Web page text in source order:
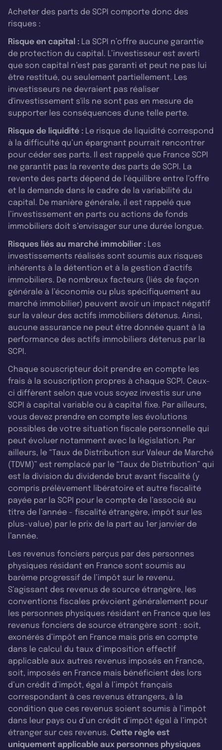
Acheter des parts de SCPI comporte donc des
risques :
Risque en capital : La SCPI n’offre aucune garantie
de protection du capital. L’investisseur est averti
que son capital n’est pas garanti et peut ne pas lui
être restitué, ou seulement partiellement. Les
investisseurs ne devraient pas réaliser
d'investissement s'ils ne sont pas en mesure de
supporter les conséquences d'une telle perte.
Risque de liquidité : Le risque de liquidité correspond
à la difficulté qu’un épargnant pourrait rencontrer
pour céder ses parts. Il est rappelé que France SCPI
ne garantit pas la revente des parts de SCPI. La
revente des parts dépend de l’équilibre entre l’offre
et la demande dans le cadre de la variabilité du
capital. De manière générale, il est rappelé que
l’investissement en parts ou actions de fonds
immobiliers doit s’envisager sur une durée longue.
Risques liés au marché immobilier : Les
investissements réalisés sont soumis aux risques
inhérents à la détention et à la gestion d’actifs
immobiliers. De nombreux facteurs (liés de façon
générale à l’économie ou plus spécifiquement au
marché immobilier) peuvent avoir un impact négatif
sur la valeur des actifs immobiliers détenus. Ainsi,
aucune assurance ne peut être donnée quant à la
performance des actifs immobiliers détenus par la
SCPI.
Chaque souscripteur doit prendre en compte les
frais à la souscription propres à chaque SCPI. Ceux-
ci diffèrent selon que vous soyez investis sur une
SCPI à capital variable ou à capital fixe. Par ailleurs,
vous devez prendre en compte les évolutions
possibles de votre situation fiscale personnelle qui
peut évoluer notamment avec la législation. Par
ailleurs, le “Taux de Distribution sur Valeur de Marché
(TDVM)” est remplacé par le “Taux de Distribution” qui
est la division du dividende brut avant fiscalité (y
compris prélèvement libératoire et autre fiscalité
payée par la SCPI pour le compte de l’associé au
titre de l’année - fiscalité étrangère, impôt sur les
plus-value) par le prix de la part au 1er janvier de
l’année.
Les revenus fonciers perçus par des personnes
physiques résidant en France sont soumis au
barème progressif de l’impôt sur le revenu.
S’agissant des revenus de source étrangère, les
conventions fiscales prévoient généralement pour
les personnes physiques résidant en France que les
revenus fonciers de source étrangère sont : soit,
exonérés d’impôt en France mais pris en compte
dans le calcul du taux d’imposition effectif
applicable aux autres revenus imposés en France,
soit, imposés en France mais bénéficient dès lors
d’un crédit d’impôt, égal à l’impôt français
correspondant à ces revenus étrangers, à la
condition que ces revenus soient soumis à l’impôt
dans leur pays ou d’un crédit d’impôt égal à l’impôt
étranger sur ces revenus. Cette règle est
uniquement applicable aux personnes physiques